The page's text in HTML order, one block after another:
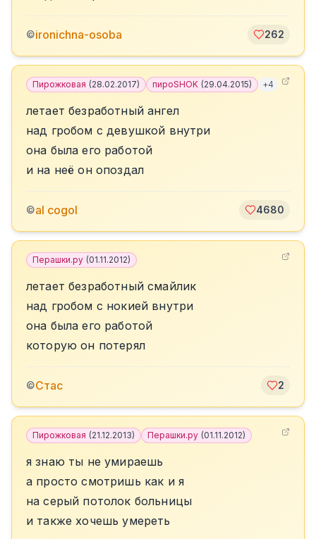
©ironichna-osoba 262
Пирожковая (28.02.2017) пироSHOK (29.04.2015) +4
летает безработный ангел
над гробом с девушкой внутри
она была его работой
и на неё он опоздал
©al cogol 4680
Перашки.ру (01.11.2012)
летает безработный смайлик
над гробом с нокией внутри
она была его работой
которую он потерял
©Стас 2
Пирожковая (21.12.2013) Перашки.ру (01.11.2012)
я знаю ты не умираешь
а просто смотришь как и я
на серый потолок больницы
и также хочешь умереть